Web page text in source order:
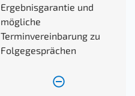
Ergebnisgarantie und
mögliche
Terminvereinbarung zu
Folgegesprächen